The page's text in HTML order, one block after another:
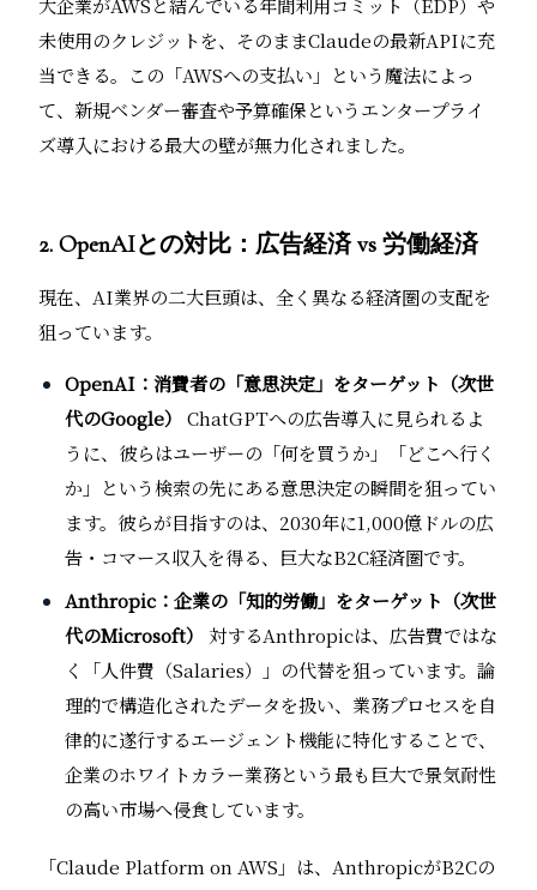
大企業がAWSと結んでいる年間利用コミット（EDP）や
未使用のクレジットを、そのままClaudeの最新APIに充
当できる。この「AWSへの支払い」という魔法によっ
て、新規ベンダー審査や予算確保というエンタープライ
ズ導入における最大の壁が無力化されました。
2. OpenAIとの対比：広告経済 vs 労働経済
現在、AI業界の二大巨頭は、全く異なる経済圏の支配を
狙っています。
OpenAI：消費者の「意思決定」をターゲット（次世
代のGoogle）
ChatGPTへの広告導入に見られるよ
うに、彼らはユーザーの「何を買うか」「どこへ行く
か」という検索の先にある意思決定の瞬間を狙ってい
ます。彼らが目指すのは、2030年に1,000億ドルの広
告・コマース収入を得る、巨大なB2C経済圏です。
Anthropic：企業の「知的労働」をターゲット（次世
代のMicrosoft）
対するAnthropicは、広告費ではな
く「人件費（Salaries）」の代替を狙っています。論
理的で構造化されたデータを扱い、業務プロセスを自
律的に遂行するエージェント機能に特化することで、
企業のホワイトカラー業務という最も巨大で景気耐性
の高い市場へ侵食しています。
「Claude Platform on AWS」は、AnthropicがB2Cの